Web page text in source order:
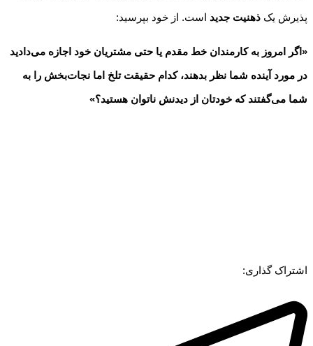
پذیرش یک ذهنیت جدید است. از خود بپرسید:
«اگر امروز به کارمندان خط مقدم یا حتی مشتریان خود اجازه می‌دادید
در مورد آینده شما نظر بدهند، کدام حقیقت تلخ اما نجات‌بخش را به
شما می‌گفتند که خودتان از دیدنش ناتوان هستید؟»
اشتراک گذاری: